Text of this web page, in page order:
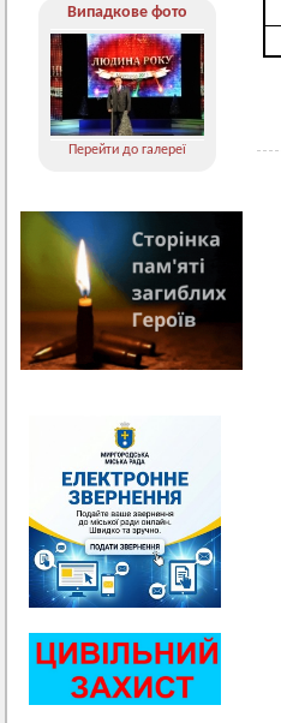
Випадкове фото
Перейти до галереї